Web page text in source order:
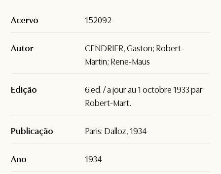
Acervo 152092
Autor
CENDRIER, Gaston; Robert-
Martin; Rene-Maus
Edição
6.ed. / a jour au 1 octobre 1933 par
Robert-Mart.
Publicação Paris: Dalloz, 1934
Ano 1934